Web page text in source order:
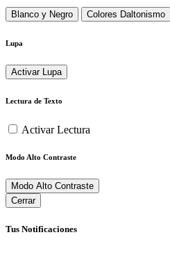
Blanco y Negro Colores Daltonismo
Lupa
Activar Lupa
Lectura de Texto
Activar Lectura
Modo Alto Contraste
Modo Alto Contraste
Cerrar
Tus Notificaciones